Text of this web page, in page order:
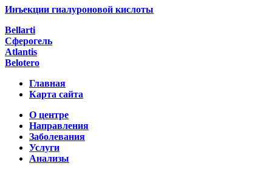
Инъекции гиалуроновой кислоты
Bellarti
Сферогель
Atlantis
Belotero
Главная
Карта сайта
О центре
Направления
Заболевания
Услуги
Анализы